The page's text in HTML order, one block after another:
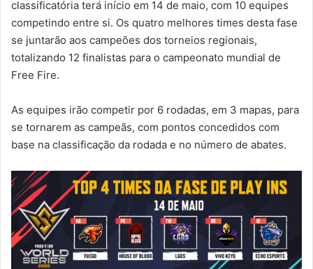
classificatória terá início em 14 de maio, com 10 equipes
competindo entre si. Os quatro melhores times desta fase
se juntarão aos campeões dos torneios regionais,
totalizando 12 finalistas para o campeonato mundial de
Free Fire.
As equipes irão competir por 6 rodadas, em 3 mapas, para
se tornarem as campeãs, com pontos concedidos com
base na classificação da rodada e no número de abates.